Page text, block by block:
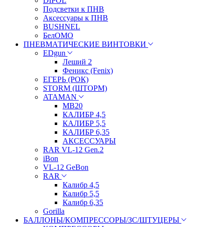
Подсветки к ПНВ
Аксессуары к ПНВ
BUSHNEL
БелОМО
ПНЕВМАТИЧЕСКИЕ ВИНТОВКИ
EDgun
Леший 2
Феникс (Fenix)
ЕГЕРЬ (РОК)
STORM (ШТОРМ)
ATAMAN
МВ20
КАЛИБР 4,5
КАЛИБР 5,5
КАЛИБР 6,35
АКСЕССУАРЫ
RAR VL-12 Gen.2
iBon
VL-12 GeBon
RAR
Калибр 4,5
Калибр 5,5
Калибр 6,35
Gorilla
БАЛЛОНЫ/КОМПРЕССОРЫ/ЗС/ШТУЦЕРЫ